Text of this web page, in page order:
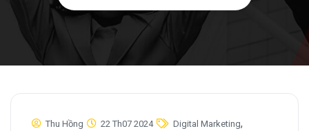
Thu Hồng 22 Th07 2024 Digital Marketing,